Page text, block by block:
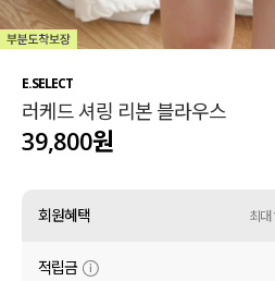
110사이즈
티셔츠
셔츠
원피스
E.SELECT
러케드 셔링 리본 블라우스
39,800원
회원혜택 최대
적립금